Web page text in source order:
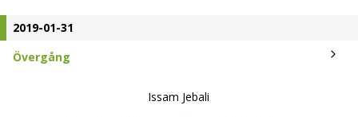
2019-01-31
Övergång
Issam Jebali